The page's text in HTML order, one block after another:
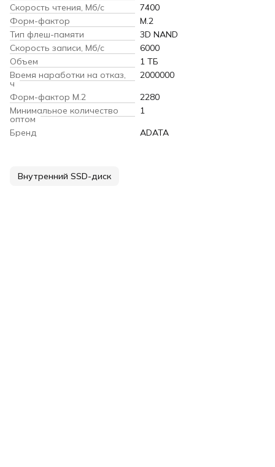
Скорость чтения, Мб/с
7400
Форм-фактор
M.2
Тип флеш-памяти
3D NAND
Скорость записи, Мб/с
6000
Объем
1 ТБ
Время наработки на отказ,
ч
2000000
Форм-фактор M.2
2280
Минимальное количество
оптом
1
Бренд
ADATA
Внутренний SSD-диск